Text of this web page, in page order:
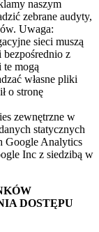
naszym
zebrane audyty,
Uwaga:
sieci muszą
z
mogą
własne pliki
o stronę
zewnętrzne w
statycznych
Google Analytics
Inc z siedzibą w
DOSTĘPU